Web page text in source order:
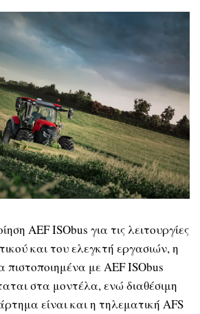
AEF ISObus για τις λειτουργίες
και του ελεγκτή εργασιών, η
με AEF ISObus
στα μοντέλα, ενώ διαθέσιμη
είναι και η τηλεματική AFS